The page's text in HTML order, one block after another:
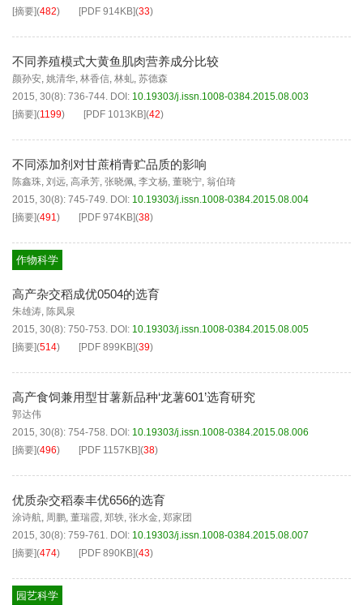
[摘要](482) [PDF 914KB](33)
不同养殖模式大黄鱼肌肉营养成分比较
颜孙安, 姚清华, 林香信, 林虬, 苏德森
2015, 30(8): 736-744. DOI: 10.19303/j.issn.1008-0384.2015.08.003
[摘要](1199) [PDF 1013KB](42)
不同添加剂对甘蔗梢青贮品质的影响
陈鑫珠, 刘远, 高承芳, 张晓佩, 李文杨, 董晓宁, 翁伯琦
2015, 30(8): 745-749. DOI: 10.19303/j.issn.1008-0384.2015.08.004
[摘要](491) [PDF 974KB](38)
作物科学
高产杂交稻成优0504的选育
朱雄涛, 陈凤泉
2015, 30(8): 750-753. DOI: 10.19303/j.issn.1008-0384.2015.08.005
[摘要](514) [PDF 899KB](39)
高产食饲兼用型甘薯新品种‘龙薯601’选育研究
郭达伟
2015, 30(8): 754-758. DOI: 10.19303/j.issn.1008-0384.2015.08.006
[摘要](496) [PDF 1157KB](38)
优质杂交稻泰丰优656的选育
涂诗航, 周鹏, 董瑞霞, 郑轶, 张水金, 郑家团
2015, 30(8): 759-761. DOI: 10.19303/j.issn.1008-0384.2015.08.007
[摘要](474) [PDF 890KB](43)
园艺科学